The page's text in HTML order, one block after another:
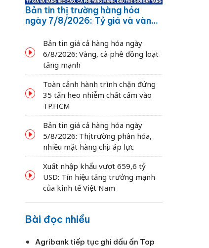
Bản tin thị trường hàng hóa
ngày 7/8/2026: Tỷ giá và vàng
dầu thế giới bật tăng
Bản tin giá cả hàng hóa ngày
6/8/2026: Vàng, cà phê đồng loạt
tăng mạnh
Toàn cảnh hành trình chặn đứng
35 tấn heo nhiễm chất cấm vào
TP.HCM
Bản tin giá cả hàng hóa ngày
5/8/2026: Thị trường phân hóa,
nhiều mặt hàng chịu áp lực
Xuất nhập khẩu vượt 659,6 tỷ
USD: Tín hiệu tăng trưởng mạnh
của kinh tế Việt Nam
Bài đọc nhiều
Agribank tiếp tục ghi dấu ấn Top